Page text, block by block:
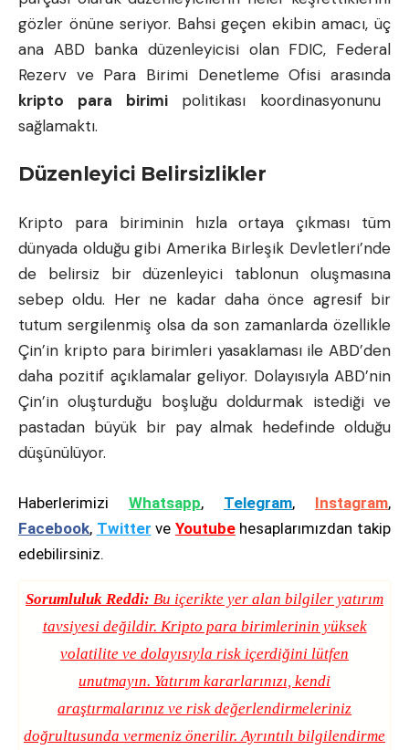
gözler önüne seriyor. Bahsi geçen ekibin amacı, üç
ana ABD banka düzenleyicisi olan FDIC, Federal
Rezerv ve Para Birimi Denetleme Ofisi arasında
kripto para birimipolitikası koordinasyonunu
sağlamaktı.
Düzenleyici Belirsizlikler
Kripto para biriminin hızla ortaya çıkması tüm
dünyada olduğu gibi Amerika Birleşik Devletleri’nde
de belirsiz bir düzenleyici tablonun oluşmasına
sebep oldu. Her ne kadar daha önce agresif bir
tutum sergilenmiş olsa da son zamanlarda özellikle
Çin’in kripto para birimleri yasaklaması ile ABD’den
daha pozitif açıklamalar geliyor. Dolayısıyla ABD’nin
Çin’in oluşturduğu boşluğu doldurmak istediği ve
pastadan büyük bir pay almak hedefinde olduğu
düşünülüyor.
Haberlerimizi Whatsapp, Telegram, Instagram,
Facebook, Twitter ve Youtubehesaplarımızdan takip
edebilirsiniz.
Sorumluluk Reddi: Bu içerikte yer alan bilgiler yatırım
tavsiyesi değildir. Kripto para birimlerinin yüksek
volatilite ve dolayısıyla risk içerdiğini lütfen
unutmayın. Yatırım kararlarınızı, kendi
araştırmalarınız ve risk değerlendirmeleriniz
doğrultusunda vermeniz önerilir. Ayrıntılı bilgilendirme